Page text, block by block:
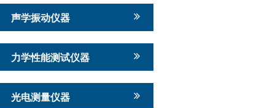
声学振动仪器
力学性能测试仪器
光电测量仪器